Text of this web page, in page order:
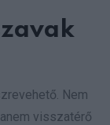
Nem
visszatérő